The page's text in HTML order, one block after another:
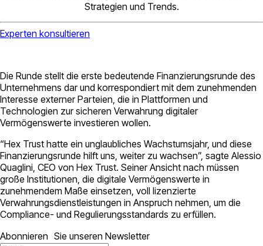
Strategien und Trends.
Experten konsultieren
Die Runde stellt die erste bedeutende Finanzierungsrunde des
Unternehmens dar und korrespondiert mit dem zunehmenden
Interesse externer Parteien, die in Plattformen und
Technologien zur sicheren Verwahrung digitaler
Vermögenswerte investieren wollen.
“Hex Trust hatte ein unglaubliches Wachstumsjahr, und diese
Finanzierungsrunde hilft uns, weiter zu wachsen”, sagte Alessio
Quaglini, CEO von Hex Trust. Seiner Ansicht nach müssen
große Institutionen, die digitale Vermögenswerte in
zunehmendem Maße einsetzen, voll lizenzierte
Verwahrungsdienstleistungen in Anspruch nehmen, um die
Compliance- und Regulierungsstandards zu erfüllen.
Abonnieren Sie unseren Newsletter